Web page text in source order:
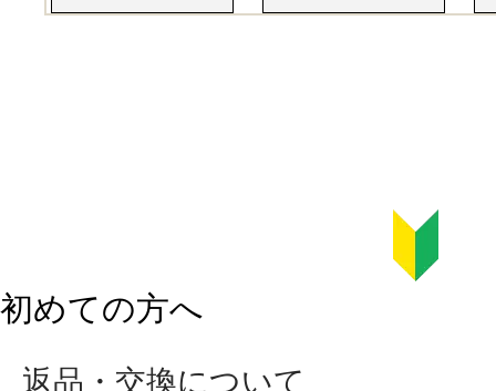
初めての方へ
返品・交換について